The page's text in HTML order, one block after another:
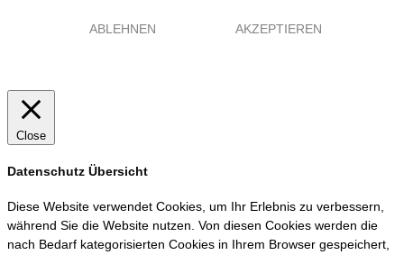
ABLEHNEN AKZEPTIEREN
Close
Datenschutz Übersicht
Diese Website verwendet Cookies, um Ihr Erlebnis zu verbessern,
während Sie die Website nutzen. Von diesen Cookies werden die
nach Bedarf kategorisierten Cookies in Ihrem Browser gespeichert,